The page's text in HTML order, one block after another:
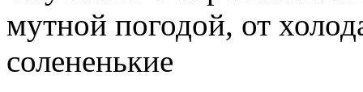
мутной погодой, от
солененькие